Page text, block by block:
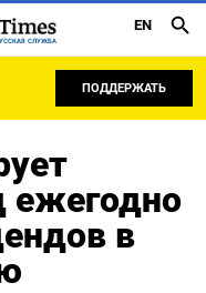
СЛУЖБА
EN
ПОДДЕРЖАТЬ
ежегодно
в